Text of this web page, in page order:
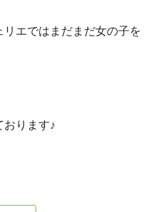
エではまだまだ女の子を
おります♪